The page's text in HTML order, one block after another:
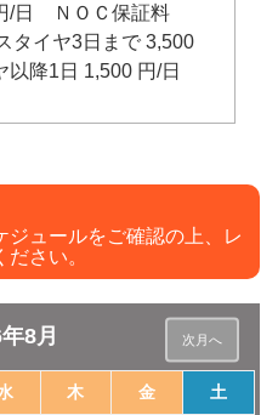
/日 ＮＯＣ保証料
イヤ3日まで 3,500
降1日 1,500 円/日
ジュールをご確認の上、レ
さい。
次月へ
8月
木 金
土